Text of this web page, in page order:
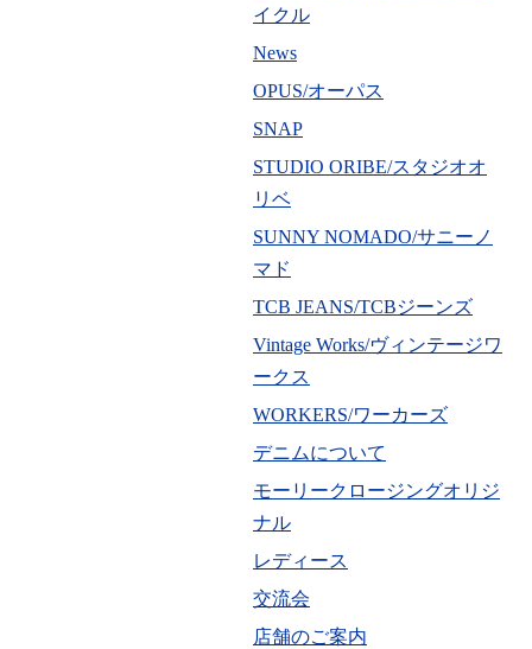
イクル
News
OPUS/オーパス
SNAP
STUDIO ORIBE/スタジオオ
リベ
SUNNY NOMADO/サニーノ
マド
TCB JEANS/TCBジーンズ
Vintage Works/ヴィンテージワ
ークス
WORKERS/ワーカーズ
デニムについて
モーリークロージングオリジ
ナル
レディース
交流会
店舗のご案内